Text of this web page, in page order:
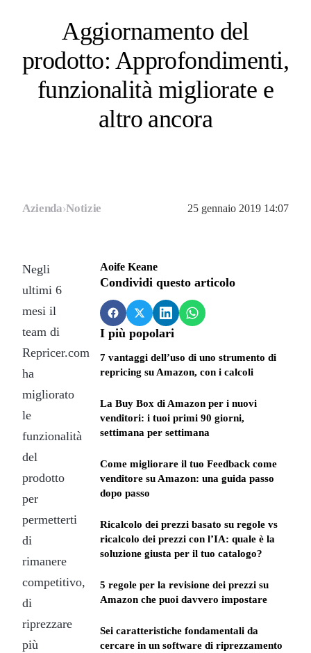
Aggiornamento del
prodotto: Approfondimenti,
funzionalità migliorate e
altro ancora
Azienda›Notizie 25 gennaio 2019 14:07
Negli
ultimi 6
mesi il
team di
Repricer.com
ha
migliorato
le
funzionalità
del
prodotto
per
permetterti
di
rimanere
competitivo,
di
riprezzare
più
Aoife Keane
Condividi questo articolo
I più popolari
7 vantaggi dell’uso di uno strumento di
repricing su Amazon, con i calcoli
La Buy Box di Amazon per i nuovi
venditori: i tuoi primi 90 giorni,
settimana per settimana
Come migliorare il tuo Feedback come
venditore su Amazon: una guida passo
dopo passo
Ricalcolo dei prezzi basato su regole vs
ricalcolo dei prezzi con l’IA: quale è la
soluzione giusta per il tuo catalogo?
5 regole per la revisione dei prezzi su
Amazon che puoi davvero impostare
Sei caratteristiche fondamentali da
cercare in un software di riprezzamento